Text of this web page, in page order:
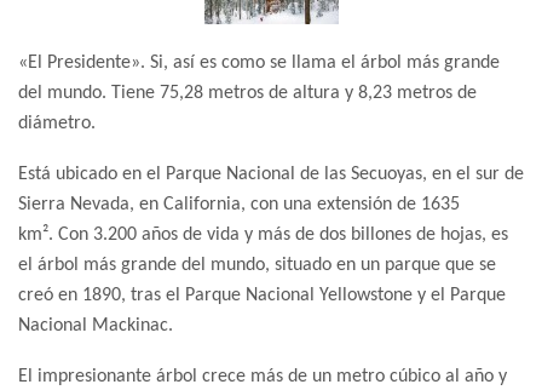
«El Presidente». Si, así es como se llama el árbol más grande
del mundo. Tiene 75,28 metros de altura y 8,23 metros de
diámetro.
Está ubicado en el Parque Nacional de las Secuoyas, en el sur de
Sierra Nevada, en California, con una extensión de 1635
km². Con 3.200 años de vida y más de dos billones de hojas, es
el árbol más grande del mundo, situado en un parque que se
creó en 1890, tras el Parque Nacional Yellowstone y el Parque
Nacional Mackinac.
El impresionante árbol crece más de un metro cúbico al año y